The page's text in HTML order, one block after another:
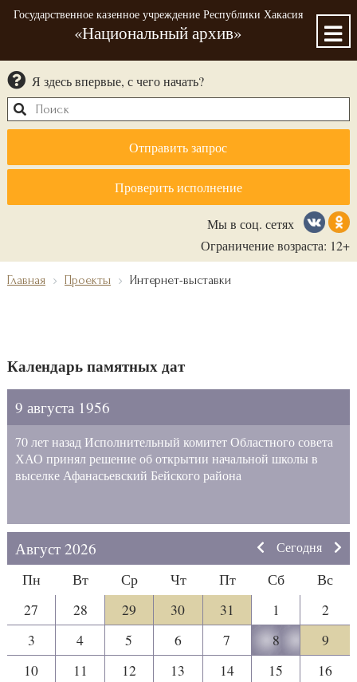
Государственное казенное учреждение Республики Хакасия
«Национальный архив»
Я здесь впервые, с чего начать?
Отправить запрос
Проверить исполнение
Мы в соц. сетях
Ограничение возраста: 12+
Главная Проекты Интернет-выставки
Календарь памятных дат
9 августа 1956
70 лет назад Исполнительный комитет Областного совета
ХАО принял решение об открытии начальной школы в
выселке Афанасьевский Бейского района
Август 2026 Сегодня
Пн Вт Ср Чт Пт Сб
Вс
27
28 29 30 31 1
2
3
4 5 6 7 8
9
10
11 12 13 14 15
16